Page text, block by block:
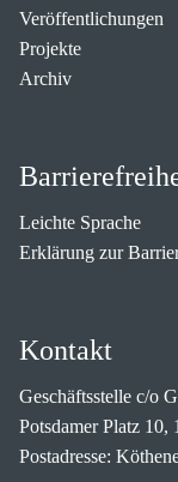
Veröffentlichungen
Projekte
Archiv
Leichte Sprache
Erklärung zur
Kontakt
Geschäftsstelle c/o
Potsdamer Platz 10,
Postadresse: